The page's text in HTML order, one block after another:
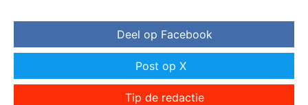
Deel op Facebook
Post op X
Tip de redactie